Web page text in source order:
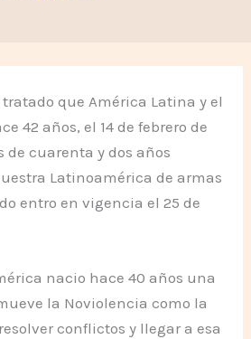
que América Latina y el
42 años, el 14 de febrero de
de cuarenta y dos años
Latinoamérica de armas
entro en vigencia el 25 de
nacio hace 40 años una
la Noviolencia como la
conflictos y llegar a esa